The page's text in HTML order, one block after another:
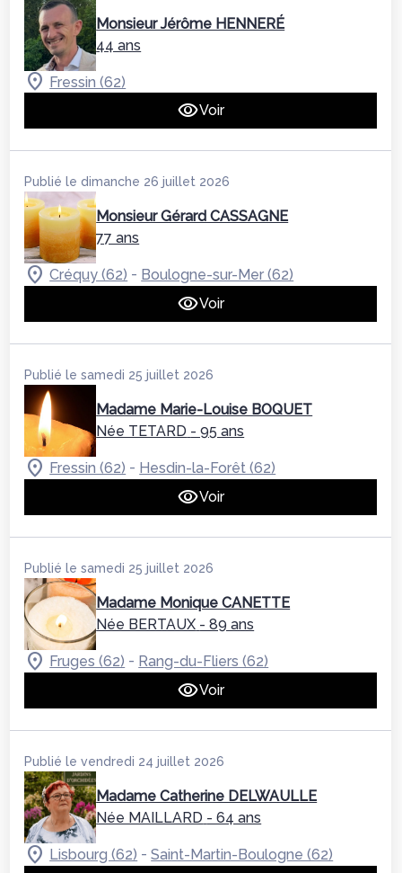
Monsieur Jérôme HENNERÉ
44 ans
Fressin (62)
Voir
Publié le dimanche 26 juillet 2026
Monsieur Gérard CASSAGNE
77 ans
Créquy (62) - Boulogne-sur-Mer (62)
Voir
Publié le samedi 25 juillet 2026
Madame Marie-Louise BOQUET
Née TETARD - 95 ans
Fressin (62) - Hesdin-la-Forêt (62)
Voir
Publié le samedi 25 juillet 2026
Madame Monique CANETTE
Née BERTAUX - 89 ans
Fruges (62) - Rang-du-Fliers (62)
Voir
Publié le vendredi 24 juillet 2026
Madame Catherine DELWAULLE
Née MAILLARD - 64 ans
Lisbourg (62) -Saint-Martin-Boulogne (62)